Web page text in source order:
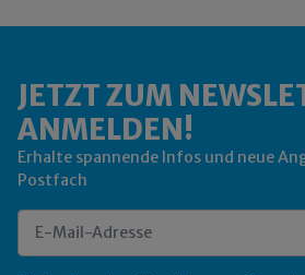
JETZT ZUM
ANMELDEN!
Erhalte spannende Infos und neue
Postfach